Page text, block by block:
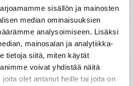
sisällön ja mainosten
median ominaisuuksien
analysoimiseen. Lisäksi
mainosalan ja analytiikka-
tietoja siitä, miten käytät
voivat yhdistää näitä
olet antanut heille tai joita on
kuvaukset